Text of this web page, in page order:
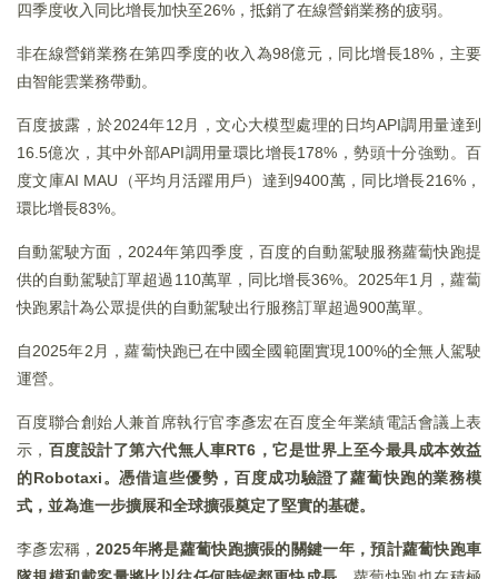
四季度收入同比增長加快至26%，抵銷了在線營銷業務的疲弱。
非在線營銷業務在第四季度的收入為98億元，同比增長18%，主要
由智能雲業務帶動。
百度披露，於2024年12月，文心大模型處理的日均API調用量達到
16.5億次，其中外部API調用量環比增長178%，勢頭十分強勁。百
度文庫AI MAU（平均月活躍用戶）達到9400萬，同比增長216%，
環比增長83%。
自動駕駛方面，2024年第四季度，百度的自動駕駛服務蘿蔔快跑提
供的自動駕駛訂單超過110萬單，同比增長36%。2025年1月，蘿蔔
快跑累計為公眾提供的自動駕駛出行服務訂單超過900萬單。
自2025年2月，蘿蔔快跑已在中國全國範圍實現100%的全無人駕駛
運營。
百度聯合創始人兼首席執行官李彥宏在百度全年業績電話會議上表
示， 百度設計了第六代無人車RT6，它是世界上至今最具成本效益
的Robotaxi。憑借這些優勢，百度成功驗證了蘿蔔快跑的業務模
式，並為進一步擴展和全球擴張奠定了堅實的基礎。
李彥宏稱，2025年將是蘿蔔快跑擴張的關鍵一年，預計蘿蔔快跑車